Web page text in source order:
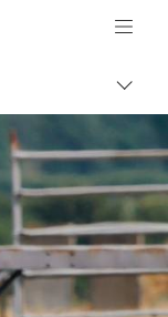
Logo, back to